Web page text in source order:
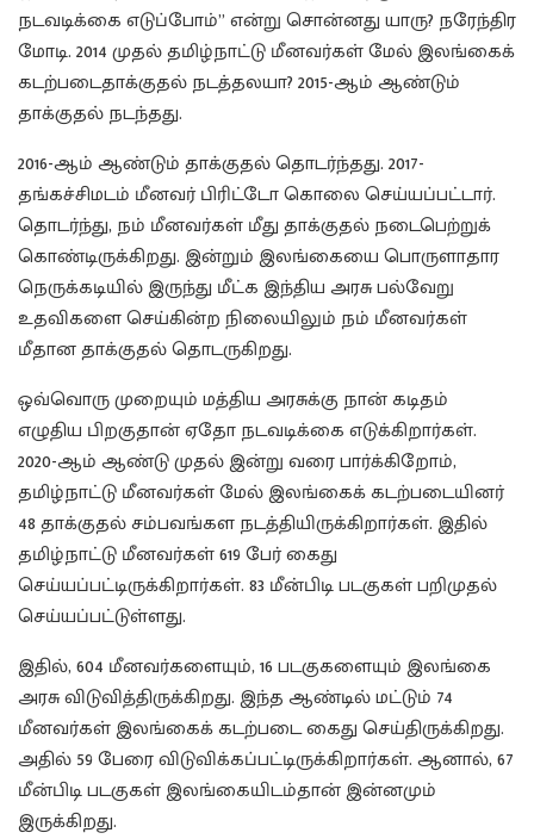
நடவடிக்கை எடுப்போம்” என்று சொன்னது யாரு? நரேந்திர
மோடி. 2014 முதல் தமிழ்நாட்டு மீனவர்கள் மேல் இலங்கைக்
கடற்படைதாக்குதல் நடத்தலயா? 2015-ஆம் ஆண்டும்
தாக்குதல் நடந்தது.
2016-ஆம் ஆண்டும் தாக்குதல் தொடர்ந்தது. 2017-
தங்கச்சிமடம் மீனவர் பிரிட்டோ கொலை செய்யப்பட்டார்.
தொடர்ந்து, நம் மீனவர்கள் மீது தாக்குதல் நடைபெற்றுக்
கொண்டிருக்கிறது. இன்றும் இலங்கையை பொருளாதார
நெருக்கடியில் இருந்து மீட்க இந்திய அரசு பல்வேறு
உதவிகளை செய்கின்ற நிலையிலும் நம் மீனவர்கள்
மீதான தாக்குதல் தொடருகிறது.
ஒவ்வொரு முறையும் மத்திய அரசுக்கு நான் கடிதம்
எழுதிய பிறகுதான் ஏதோ நடவடிக்கை எடுக்கிறார்கள்.
2020-ஆம் ஆண்டு முதல் இன்று வரை பார்க்கிறோம்,
தமிழ்நாட்டு மீனவர்கள் மேல் இலங்கைக் கடற்படையினர்
48 தாக்குதல் சம்பவங்கள நடத்தியிருக்கிறார்கள். இதில்
தமிழ்நாட்டு மீனவர்கள் 619 பேர் கைது
செய்யப்பட்டிருக்கிறார்கள். 83 மீன்பிடி படகுகள் பறிமுதல்
செய்யப்பட்டுள்ளது.
இதில், 604 மீனவர்களையும், 16 படகுகளையும் இலங்கை
அரசு விடுவித்திருக்கிறது. இந்த ஆண்டில் மட்டும் 74
மீனவர்கள் இலங்கைக் கடற்படை கைது செய்திருக்கிறது.
அதில் 59 பேரை விடுவிக்கப்பட்டிருக்கிறார்கள். ஆனால், 67
மீன்பிடி படகுகள் இலங்கையிடம்தான் இன்னமும்
இருக்கிறது.